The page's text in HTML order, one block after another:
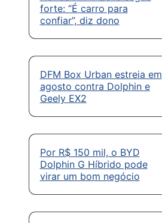
forte: “É carro para
confiar”, diz dono
DFM Box Urban estreia em
agosto contra Dolphin e
Geely EX2
Por R$ 150 mil, o BYD
Dolphin G Híbrido pode
virar um bom negócio